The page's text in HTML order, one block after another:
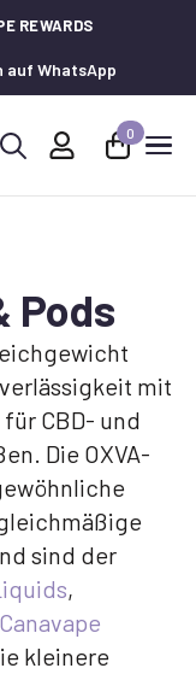
REWARDS
auf WhatsApp
0
Pods
mit
für CBD- und
Die OXVA-
sind der
,
Canavape
kleinere